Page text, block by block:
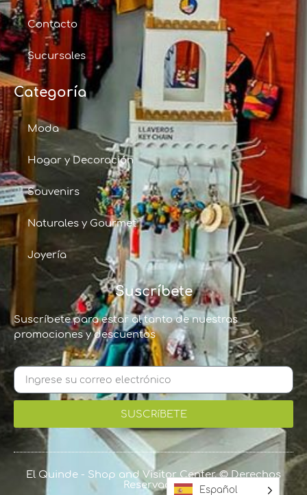
Contacto
Sucursales
Categoría
Moda
Hogar y Decoración
Souvenirs
Naturales y Gourmet
Joyería
Suscríbete
Suscríbete para estar al tanto de nuestras
promociones y descuentos
SUSCRíBETE
El Quinde - Shop and Visitor Center, © Derechos
Reservados
Español